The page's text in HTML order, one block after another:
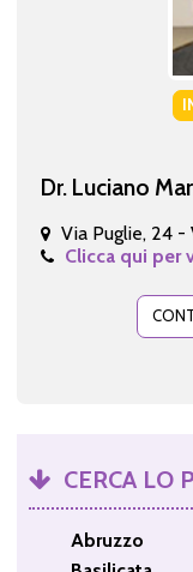
Dr. Luciano
Via Puglie, 24 -
Clicca qui per
CERCA LO
Abruzzo